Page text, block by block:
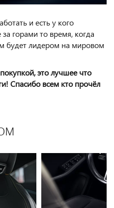
и есть у кого
горами то время, когда
будет лидером на мировом
это лучшее что
Спасибо всем кто прочёл